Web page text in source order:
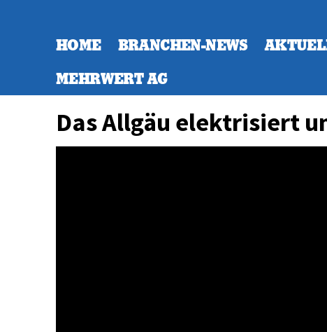
HOME BRANCHEN-NEWS
MEHRWERT AG
Das Allgäu elektrisiert